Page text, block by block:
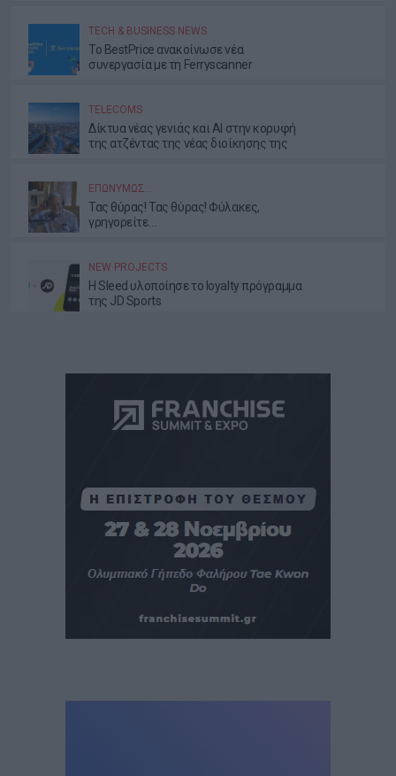
TECH & BUSINESS NEWS
Το BestPrice ανακοίνωσε νέα
συνεργασία με τη Ferryscanner
TELECOMS
Δίκτυα νέας γενιάς και AI στην κορυφή
της ατζέντας της νέας διοίκησης της
ΕΠΩΝΎΜΩΣ…
Τας θύρας! Τας θύρας! Φύλακες,
γρηγορείτε…
NEW PROJECTS
Η Sleed υλοποίησε το loyalty πρόγραμμα
της JD Sports